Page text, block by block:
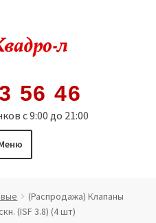
56 46
с 9:00 до 21:00
(Распродажа) Клапаны
(ISF 3.8) (4 шт)